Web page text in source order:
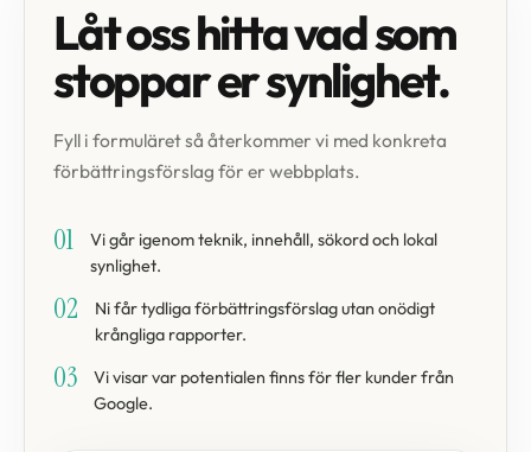
Låt oss hitta vad som
stoppar er synlighet.
Fyll i formuläret så återkommer vi med konkreta
förbättringsförslag för er webbplats.
01
Vi går igenom teknik, innehåll, sökord och lokal
synlighet.
02
Ni får tydliga förbättringsförslag utan onödigt
krångliga rapporter.
03
Vi visar var potentialen finns för fler kunder från
Google.